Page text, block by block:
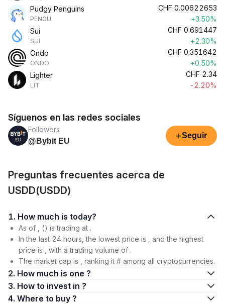
Pudgy Penguins
PENGU
CHF 0.00622653
+3.50%
Sui
SUI
CHF 0.691447
+2.30%
Ondo
ONDO
CHF 0.351642
+0.50%
Lighter
LIT
CHF 2.34
-2.20%
Síguenos en las redes sociales
Followers
@Bybit EU
+Seguir
Preguntas frecuentes acerca de
USDD(USDD)
1. How much is today?
As of , () is trading at .
In the last 24 hours, the lowest price is , and the highest
price is , with a trading volume of .
The market cap is , ranking it # among all cryptocurrencies.
2. How much is one ?
3. How to invest in ?
4. Where to buy ?